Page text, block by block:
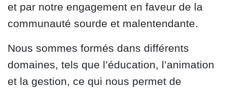
et par notre engagement en faveur de la
communauté sourde et malentendante.
Nous sommes formés dans différents
domaines, tels que l’éducation, l’animation
et la gestion, ce qui nous permet de